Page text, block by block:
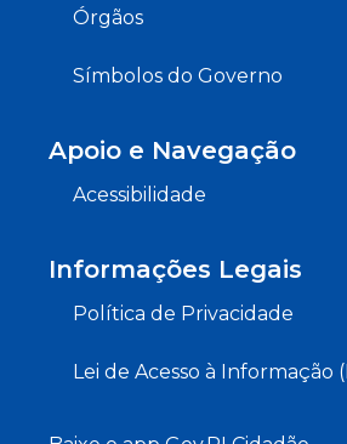
Órgãos
Símbolos do Governo
Apoio e Navegação
Acessibilidade
Informações Legais
Política de Privacidade
Lei de Acesso à Informação